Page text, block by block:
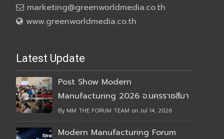
marketing@greenworldmedia.co.th
www.greenworldmedia.co.th
Latest Update
Post Show Modern
Manufacturing 2026 จ.นครราชสีมา
By MM THE FORUM TEAM on Jul 14, 2026
Modern Manufacturing Forum